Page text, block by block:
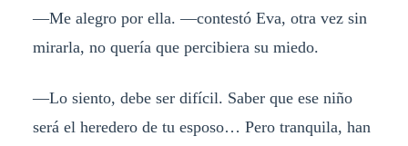
—Me alegro por ella. —contestó Eva, otra vez sin
mirarla, no quería que percibiera su miedo.
—Lo siento, debe ser difícil. Saber que ese niño
será el heredero de tu esposo… Pero tranquila, han